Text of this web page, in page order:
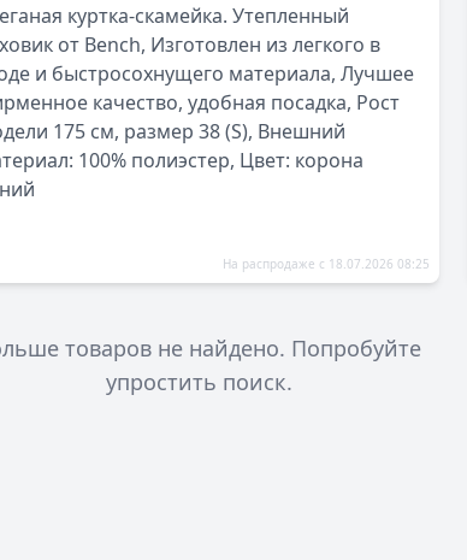
куртка-скамейка. Утепленный
от Bench, Изготовлен из легкого в
и быстросохнущего материала, Лучшее
качество, удобная посадка, Рост
175 см, размер 38 (S), Внешний
100% полиэстер, Цвет: корона
На распродаже с 18.07.2026 08:25
товаров не найдено. Попробуйте
упростить поиск.